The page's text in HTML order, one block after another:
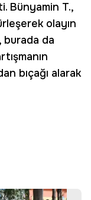
Bünyamin T.,
olayın
burada da
bıçağı alarak